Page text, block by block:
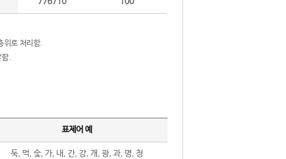
위로 처리함.
함.
표제어 예
둑, 먹, 숯, 가, 내, 간, 강, 개, 광, 과, 명, 청